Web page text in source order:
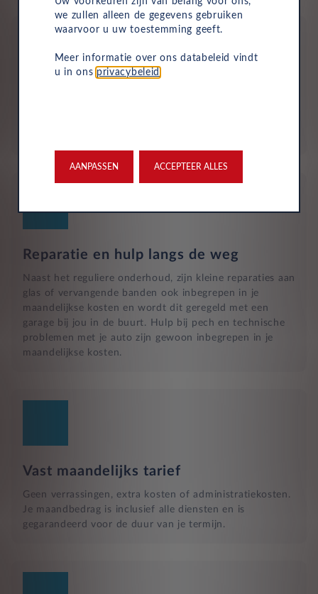
Reparatie en hulp langs de weg
Naast het reguliere onderhoud, zijn kleine reparaties aan
glas of vervangende banden ook inbegrepen in je
maandelijkse kosten en wordt dit geregeld met een
garage bij jou in de buurt. Hulp bij pech en technische
problemen met je auto zijn gewoon inbegrepen in je
maandelijkse kosten.
Vast maandelijks tarief
Geen verrassingen, extra kosten of administratiekosten.
Je maandbedrag is inclusief alle diensten en is
gegarandeerd voor de duur van je termijn.
we zullen alleen de gegevens gebruiken
waarvoor u uw toestemming geeft.
Meer informatie over ons databeleid vindt
u in ons privacybeleid
AANPASSEN ACCEPTEER ALLES